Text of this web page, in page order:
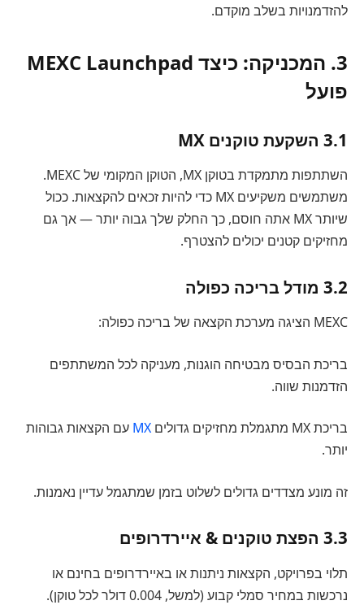
להזדמנויות בשלב מוקדם.
3. המכניקה: כיצד MEXC Launchpad
פועל
3.1 השקעת טוקנים MX
השתתפות מתמקדת בטוקן MX, הטוקן המקומי של MEXC.
משתמשים משקיעים MX כדי להיות זכאים להקצאות. ככול
שיותר MX אתה חוסם, כך החלק שלך גבוה יותר — אך גם
מחזיקים קטנים יכולים להצטרף.
3.2 מודל בריכה כפולה
MEXC הציגה מערכת הקצאה של בריכה כפולה:
בריכת הבסיס מבטיחה הוגנות, מעניקה לכל המשתתפים
הזדמנות שווה.
בריכת MX מתגמלת מחזיקים גדולים MX עם הקצאות גבוהות
יותר.
זה מונע מצדדים גדולים לשלוט בזמן שמתגמל עדיין נאמנות.
3.3 הפצת טוקנים & איירדרופים
תלוי בפרויקט, הקצאות ניתנות או באיירדרופים בחינם או
נרכשות במחיר סמלי קבוע (למשל, 0.004 דולר לכל טוקן).